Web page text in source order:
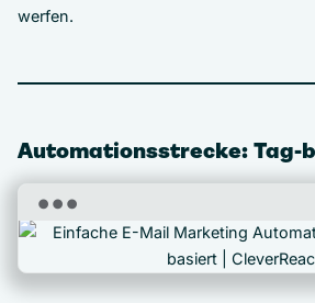
werfen.
Automationsstrecke: Tag-